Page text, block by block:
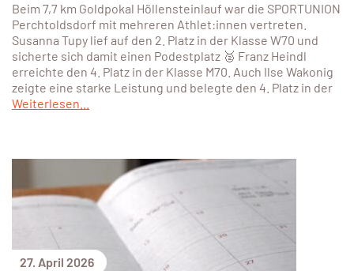
Beim 7,7 km Goldpokal Höllensteinlauf war die SPORTUNION
Perchtoldsdorf mit mehreren Athlet:innen vertreten.
Susanna Tupy lief auf den 2. Platz in der Klasse W70 und
sicherte sich damit einen Podestplatz 🥈 Franz Heindl
erreichte den 4. Platz in der Klasse M70. Auch Ilse Wakonig
zeigte eine starke Leistung und belegte den 4. Platz in der
Weiterlesen...
27. April 2026